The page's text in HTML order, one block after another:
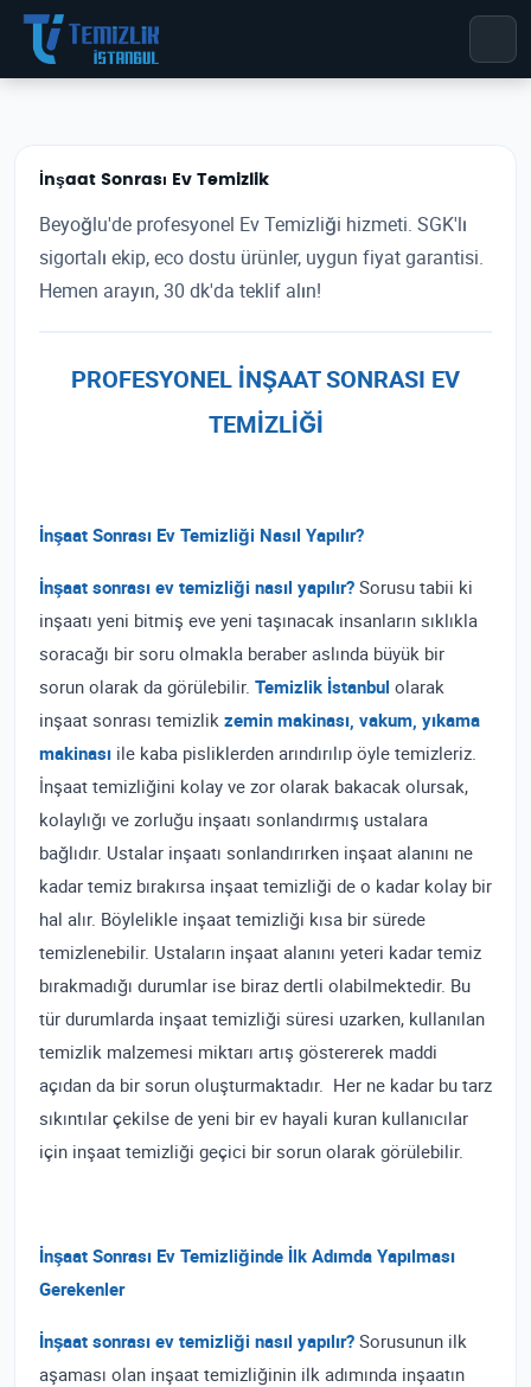
İnşaat Sonrası Ev Temizlik
Beyoğlu'de profesyonel Ev Temizliği hizmeti. SGK'lı
sigortalı ekip, eco dostu ürünler, uygun fiyat garantisi.
Hemen arayın, 30 dk'da teklif alın!
PROFESYONEL İNŞAAT SONRASI EV
TEMİZLİĞİ
İnşaat Sonrası Ev Temizliği Nasıl Yapılır?
İnşaat sonrası ev temizliği nasıl yapılır? Sorusu tabii ki
inşaatı yeni bitmiş eve yeni taşınacak insanların sıklıkla
soracağı bir soru olmakla beraber aslında büyük bir
sorun olarak da görülebilir. Temizlik İstanbul olarak
inşaat sonrası temizlik zemin makinası, vakum, yıkama
makinası ile kaba pisliklerden arındırılıp öyle temizleriz.
İnşaat temizliğini kolay ve zor olarak bakacak olursak,
kolaylığı ve zorluğu inşaatı sonlandırmış ustalara
bağlıdır. Ustalar inşaatı sonlandırırken inşaat alanını ne
kadar temiz bırakırsa inşaat temizliği de o kadar kolay bir
hal alır. Böylelikle inşaat temizliği kısa bir sürede
temizlenebilir. Ustaların inşaat alanını yeteri kadar temiz
bırakmadığı durumlar ise biraz dertli olabilmektedir. Bu
tür durumlarda inşaat temizliği süresi uzarken, kullanılan
temizlik malzemesi miktarı artış göstererek maddi
açıdan da bir sorun oluşturmaktadır. Her ne kadar bu tarz
sıkıntılar çekilse de yeni bir ev hayali kuran kullanıcılar
için inşaat temizliği geçici bir sorun olarak görülebilir.
İnşaat Sonrası Ev Temizliğinde İlk Adımda Yapılması
Gerekenler
İnşaat sonrası ev temizliği nasıl yapılır? Sorusunun ilk
aşaması olan inşaat temizliğinin ilk adımında inşaatın